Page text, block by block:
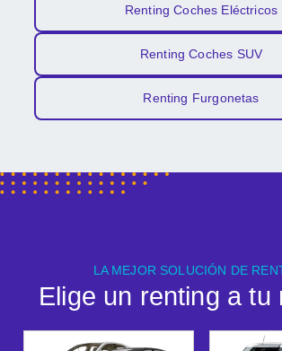
Renting Coches Eléctricos
Renting Coches SUV
Renting Furgonetas
LA MEJOR SOLUCIÓN DE
Elige un renting a tu